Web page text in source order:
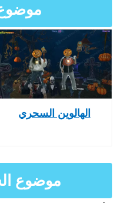
موضوع
الهالوين السحري
موضوع